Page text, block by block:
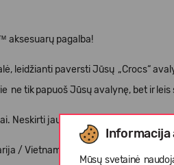
Informacija
Mūsų svetainė
aksesuarų pagalba!
leidžianti paversti Jūsų „Crocs“
ne tik papuoš Jūsų avalynę, bet ir leis
Neskirti jaunesniems nei 3 metų
/ Vietnamas.